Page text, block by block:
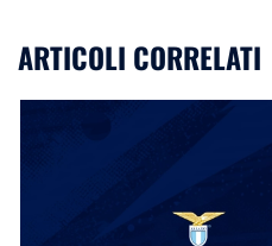
ARTICOLI CORRELATI